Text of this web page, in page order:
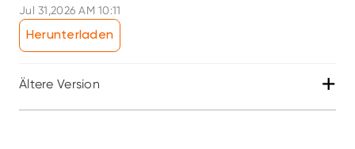
Jul 31,2026 AM 10:11
Herunterladen
Ältere Version +